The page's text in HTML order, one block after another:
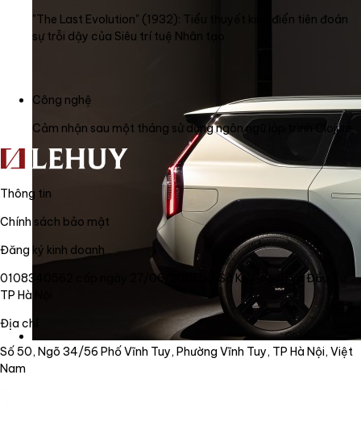
"The Last Evolution" (1932): Tiểu thuyết kinh điển tiên đoán
sự trỗi dậy của Siêu trí tuệ Nhân tạo
Công nghệ
Cảm nhận sau một tháng sử dụng ngôn ngữ lập trình Clojure
Thông tin
Chính sách bảo mật
Đăng ký kinh doanh
0108340562 cấp ngày 27/06/2018 bởi Sở Kế Hoạch và Đầu Tư
TP Hà Nội
Địa chỉ
Số 50, Ngõ 34/56 Phố Vĩnh Tuy, Phường Vĩnh Tuy, TP Hà Nội, Việt
Nam